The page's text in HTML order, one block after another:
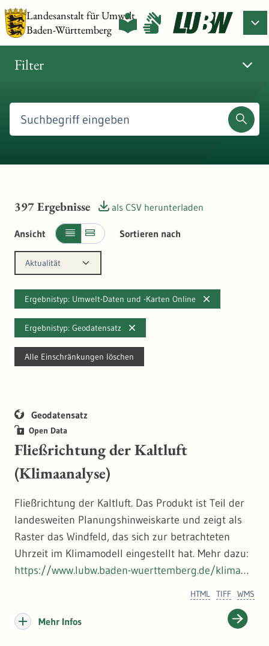
Landesanstalt für Umwelt
Baden-Württemberg
Filter
397Ergebnisse als CSV herunterladen
Ansicht Sortieren nach
Aktualität
Ergebnistyp: Umwelt-Daten und -Karten Online
Ergebnistyp: Geodatensatz
Alle Einschränkungen löschen
Geodatensatz
Open Data
Fließrichtung der Kaltluft
(Klimaanalyse)
Fließrichtung der Kaltluft. Das Produkt ist Teil der
landesweiten Planungshinweiskarte und zeigt als
Raster das Windfeld, das sich zur betrachteten
Uhrzeit im Klimamodell eingestellt hat. Mehr dazu:
https://www.lubw.baden-wuerttemberg.de/klimawa
WMS
TIFF
HTML
Mehr Infos